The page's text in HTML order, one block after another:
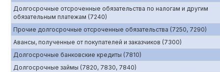
Долгосрочные отсроченные обязательства по налогам и другим
обязательным платежам (7240)
Прочие долгосрочные отсроченные обязательства (7250, 7290)
Авансы, полученные от покупателей и заказчиков (7300)
Долгосрочные банковские кредиты (7810)
Долгосрочные займы (7820, 7830, 7840)